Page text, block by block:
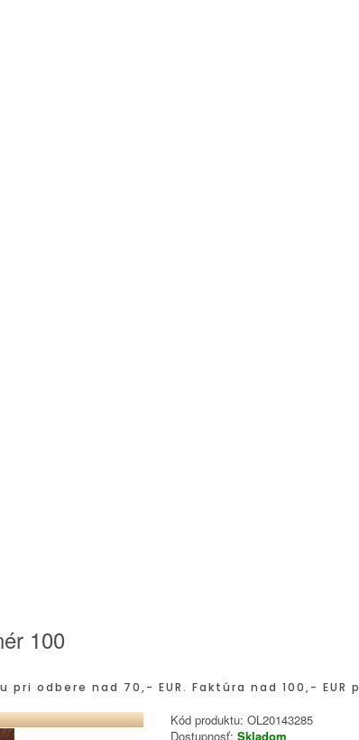
100
pri odbere nad 70,- EUR. Faktúra nad 100,- EUR
Kód produktu: OL20143285
Dostupnosť: Skladom